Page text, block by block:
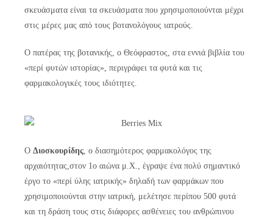
σκευάσματα είναι τα σκευάσματα που χρησιμοποιούνται μέχρι
στις μέρες μας από τους βοτανολόγους ιατρούς.
Ο πατέρας της βοτανικής, ο Θεόφραστος, στα εννιά βιβλία του
«περί φυτών ιστορίας», περιγράφει τα φυτά και τις
φαρμακολογικές τους ιδιότητες.
Ο Διοσκουρίδης , ο διασημότερος φαρμακολόγος της
αρχαιότητας,στον 1ο αιώνα μ.Χ., έγραψε ένα πολύ σημαντικό
έργο το «περί ύλης ιατρικής» δηλαδή των φαρμάκων που
χρησιμοποιούνται στην ιατρική, μελέτησε περίπου 500 φυτά
και τη δράση τους στις διάφορες ασθένειες του ανθρώπινου